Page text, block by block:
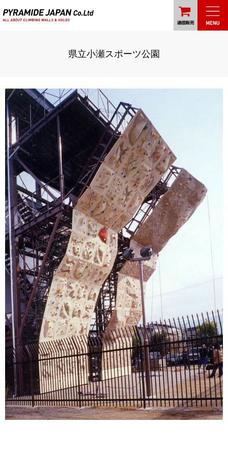
県立小瀬スポーツ公園